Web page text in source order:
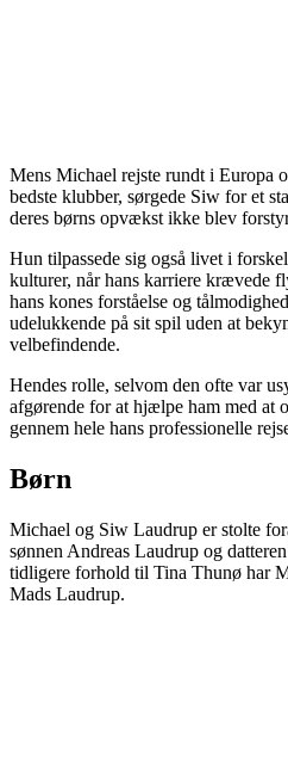
Mens Michael rejste rundt i Europa
bedste klubber, sørgede Siw for et
deres børns opvækst ikke blev
Hun tilpassede sig også livet i
kulturer, når hans karriere krævede
hans kones forståelse og
udelukkende på sit spil uden at
velbefindende.
Hendes rolle, selvom den ofte var
afgørende for at hjælpe ham med at
gennem hele hans professionelle
Børn
Michael og Siw Laudrup er stolte
sønnen Andreas Laudrup og
tidligere forhold til Tina Thunø har
Mads Laudrup.